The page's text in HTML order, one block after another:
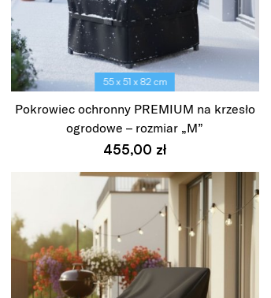
55 x 51 x 82 cm
Pokrowiec ochronny PREMIUM na krzesło
ogrodowe – rozmiar „M”
455,00 zł